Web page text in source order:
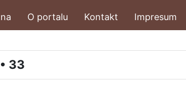
O portalu Kontakt Impresum
33